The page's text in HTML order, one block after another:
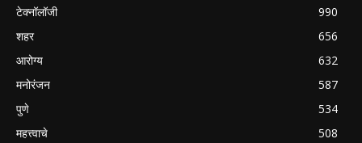
टेक्नॉलॉजी
990
शहर
656
आरोग्य
632
मनोरंजन
587
पुणे
534
महत्त्वाचे
508